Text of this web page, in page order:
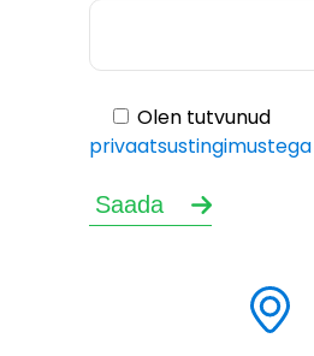
Olen tutvunud
privaatsustingimustega